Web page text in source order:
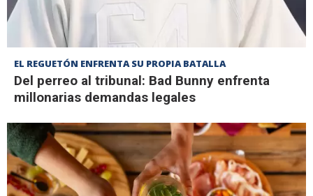
EL REGUETÓN ENFRENTA SU PROPIA BATALLA
Del perreo al tribunal: Bad Bunny enfrenta
millonarias demandas legales